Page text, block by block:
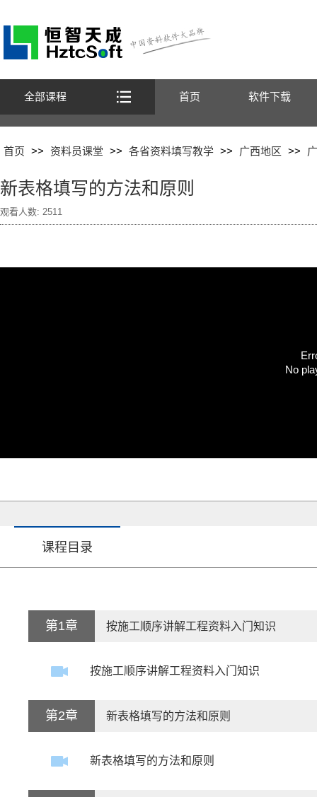
全部课程 首页 软件下载
首页 >> 资料员课堂 >> 各省资料填写教学 >> 广西地区 >>
新表格填写的方法和原则
观看人数: 2511
No
课程目录
第1章 按施工顺序讲解工程资料入门知识
按施工顺序讲解工程资料入门知识
第2章 新表格填写的方法和原则
新表格填写的方法和原则